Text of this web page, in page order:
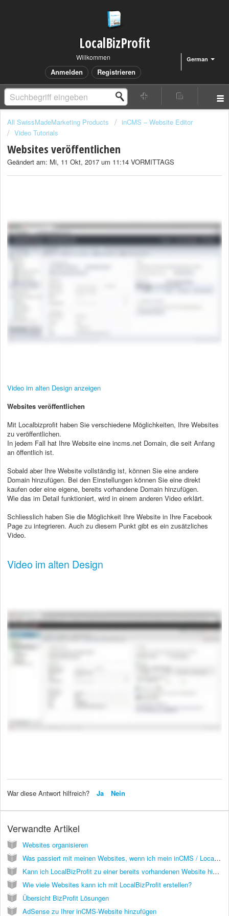
LocalBizProfit
German
Willkommen
Anmelden Registrieren
All SwissMadeMarketing Products
inCMS – Website Editor
Video Tutorials
Websites veröffentlichen
Geändert am: Mi, 11 Okt, 2017 um 11:14 VORMITTAGS
Video im alten Design anzeigen
Websites veröffentlichen
Mit Localbizprofit haben Sie verschiedene Möglichkeiten, Ihre Websites
zu veröffentlichen.
In jedem Fall hat Ihre Website eine incms.net Domain, die seit Anfang
an öffentlich ist.
Sobald aber Ihre Website vollständig ist, können Sie eine andere
Domain hinzufügen. Bei den Einstellungen können Sie eine direkt
kaufen oder eine eigene, bereits vorhandene Domain hinzufügen.
Wie das im Detail funktioniert, wird in einem anderen Video erklärt.
Schliesslich haben Sie die Möglichkeit Ihre Website in Ihre Facebook
Page zu integrieren. Auch zu diesem Punkt gibt es ein zusätzliches
Video.
Video im alten Design
War diese Antwort hilfreich? Ja Nein
Verwandte Artikel
Websites organisieren
Was passiert mit meinen Websites, wenn ich mein inCMS / LocalBizProfit Abo kündige?
Kann ich LocalBizProfit zu einer bereits vorhandenen Website hinzufügen?
Wie viele Websites kann ich mit LocalBizProfit erstellen?
Übersicht BizProfit Lösungen
AdSense zu Ihrer inCMS-Website hinzufügen